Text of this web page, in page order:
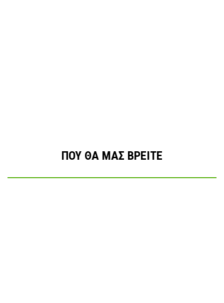
ΠΟΥ ΘΑ ΜΑΣ ΒΡΕΙΤΕ